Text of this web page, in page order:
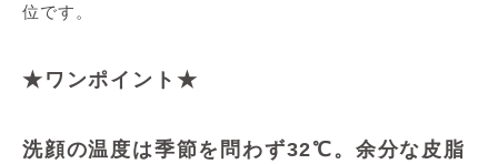
位です。
★ワンポイント★
洗顔の温度は季節を問わず32℃。余分な皮脂